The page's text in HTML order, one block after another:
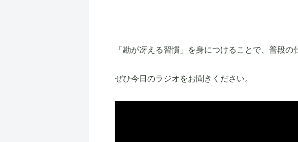
「勘が冴える習慣」を身につけることで、普段の
ぜひ今日のラジオをお聞きください。